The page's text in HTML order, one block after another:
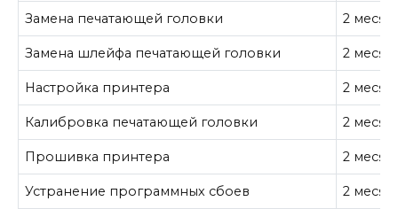
Замена печатающей головки 2
Замена шлейфа печатающей головки 2
Настройка принтера 2
Калибровка печатающей головки 2
Прошивка принтера 2
Устранение программных сбоев 2